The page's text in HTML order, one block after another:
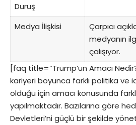
Duruş
Medya İlişkisi
Çarpıcı
medyanın
çalışıyor.
[faq title=”Trump’un Amacı
kariyeri boyunca farklı politika ve
olduğu için amacı konusunda
yapılmaktadır. Bazılarına göre
Devletleri’ni güçlü bir şekilde